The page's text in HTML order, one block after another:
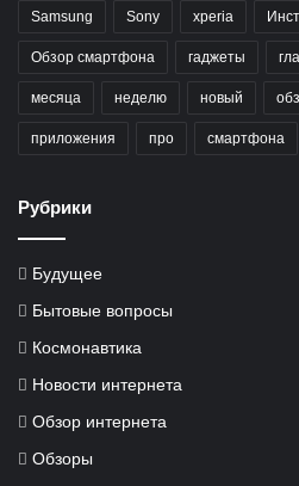
Samsung Sony xperia
Обзор смартфона гаджеты
месяца неделю новый
приложения про смартфона
Рубрики
Будущее
Бытовые вопросы
Космонавтика
Новости интернета
Обзор интернета
Обзоры